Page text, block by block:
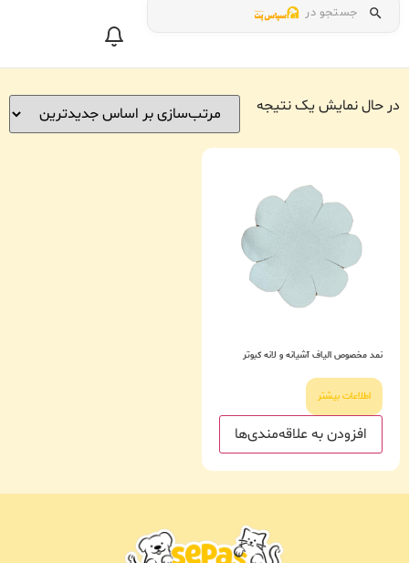
جستجو در
در حال نمایش یک نتیجه
نمد مخصوص الیاف آشیانه و لانه کبوتر
اطلاعات بیشتر
افزودن به علاقه‌مندی‌ها